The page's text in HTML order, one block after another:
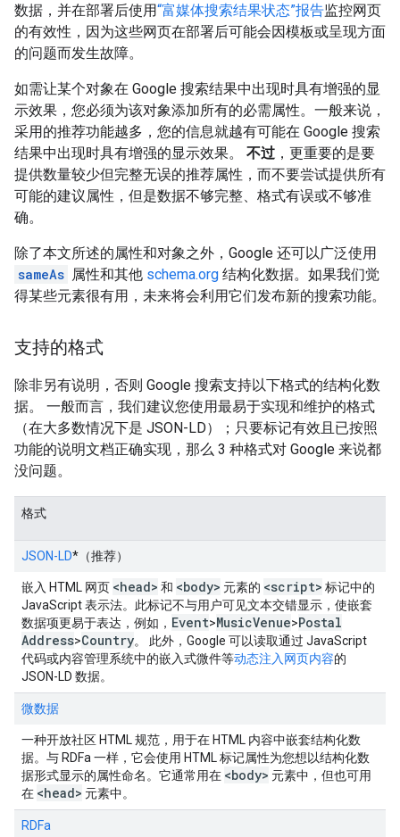
数据，并在部署后使用“富媒体搜索结果状态”报告监控网页
的有效性，因为这些网页在部署后可能会因模板或呈现方面
的问题而发生故障。
如需让某个对象在 Google 搜索结果中出现时具有增强的显
示效果，您必须为该对象添加所有的必需属性。一般来说，
采用的推荐功能越多，您的信息就越有可能在 Google 搜索
结果中出现时具有增强的显示效果。 不过 ，更重要的是要
提供数量较少但完整无误的推荐属性，而不要尝试提供所有
可能的建议属性，但是数据不够完整、格式有误或不够准
确。
除了本文所述的属性和对象之外，Google 还可以广泛使用
sameAs 属性和其他 schema.org 结构化数据。如果我们觉
得某些元素很有用，未来将会利用它们发布新的搜索功能。
支持的格式
除非另有说明，否则 Google 搜索支持以下格式的结构化数
据。 一般而言，我们建议您使用最易于实现和维护的格式
（在大多数情况下是 JSON-LD）；只要标记有效且已按照
功能的说明文档正确实现，那么 3 种格式对 Google 来说都
没问题。
格式
JSON-LD* （推荐）
嵌入 HTML 网页 <head> 和 <body> 元素的 <script> 标记中的
JavaScript 表示法。此标记不与用户可见文本交错显示，使嵌套
数据项更易于表达，例如， Event>MusicVenue>Postal
Address>Country。 此外，Google 可以读取通过 JavaScript
代码或内容管理系统中的嵌入式微件等动态注入网页内容的
JSON-LD 数据。
微数据
一种开放社区 HTML 规范，用于在 HTML 内容中嵌套结构化数
据。与 RDFa 一样，它会使用 HTML 标记属性为您想以结构化数
据形式显示的属性命名。它通常用在 <body> 元素中，但也可用
在 <head> 元素中。
RDFa